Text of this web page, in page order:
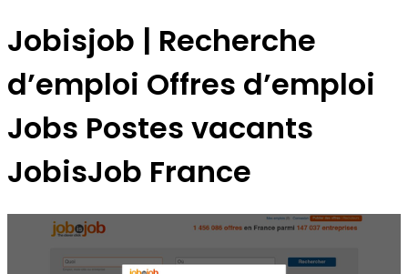
Jobisjob | Recherche
d’emploi Offres d’emploi
Jobs Postes vacants
JobisJob France